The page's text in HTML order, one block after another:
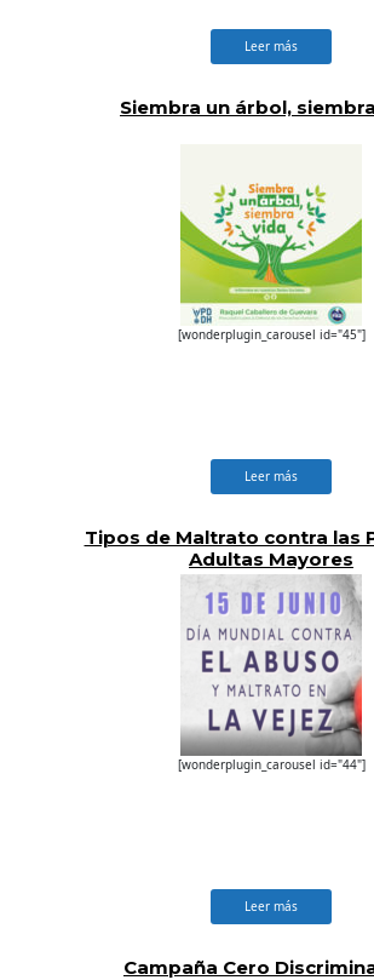
Leer más
Siembra un árbol,
[wonderplugin_carousel id="45"]
Leer más
Tipos de Maltrato contra las
Adultas Mayores
[wonderplugin_carousel id="44"]
Leer más
Campaña Cero